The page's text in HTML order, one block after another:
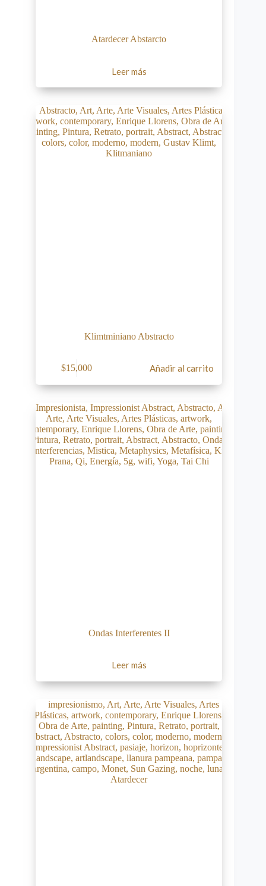
Atardecer Abstarcto
Leer más
Klimtminiano Abstracto
$15,000 Añadir al carrito
Ondas Interferentes II
Leer más